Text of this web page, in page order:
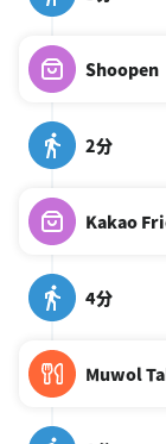
Shoopen
2分
Kakao
4分
Muwol